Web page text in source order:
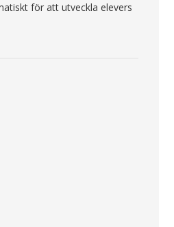
för att utveckla elevers